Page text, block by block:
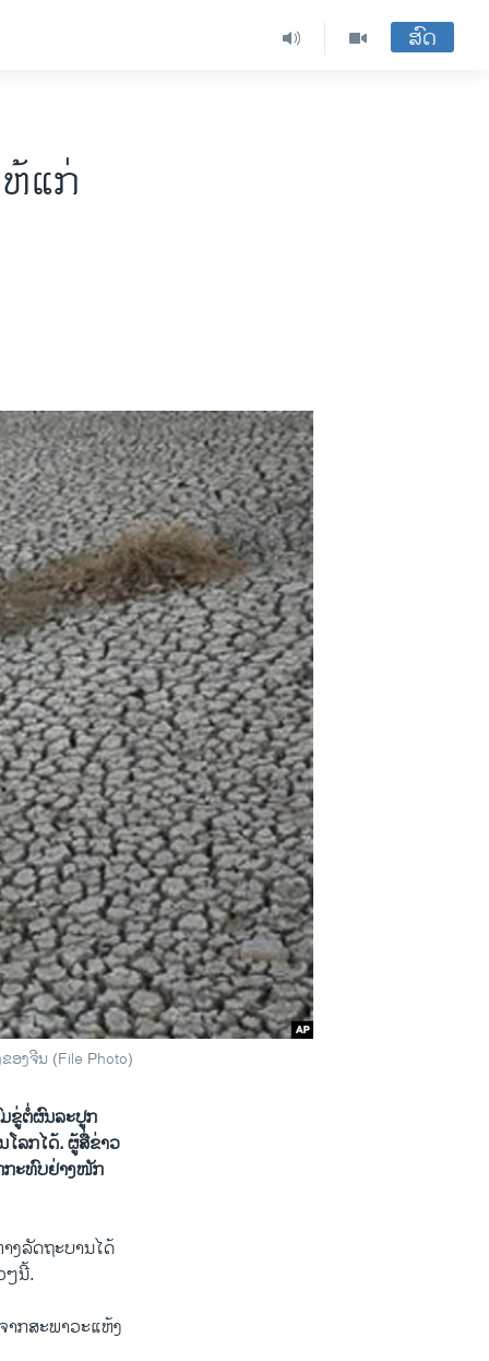
ສົດ
ແກ່
ອງຈີນ (File Photo)
ຂູ່​ຕໍ່ຜົນລະປູກ​
ໂລກ​ໄດ້. ຜູ້ສື່​ຂ່າວ​
ກະທົບຢ່າງ​ໜັກ​
ງ​ລັດຖະບານ​ໄດ້​
ໆ​ນີ້.
າກ​ສະພາວະ​ແຫ້ງ​